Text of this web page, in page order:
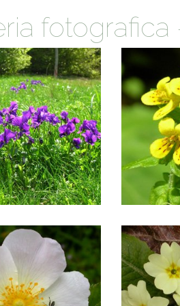
A SCUOLA
SAPORI
STORIA E
fotografica